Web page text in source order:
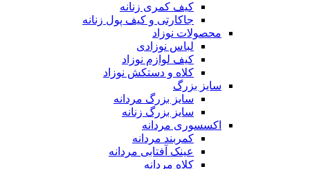
کیف کمری زنانه
جاکارتی و کیف پول زنانه
محصولات نوزاد
لباس نوزادی
کیف لوازم نوزاد
کلاه و دستکش نوزاد
سایز بزرگ
سایز بزرگ مردانه
سایز بزرگ زنانه
اکسسوری مردانه
کمربند مردانه
عینک آفتابی مردانه
کلاه مردانه